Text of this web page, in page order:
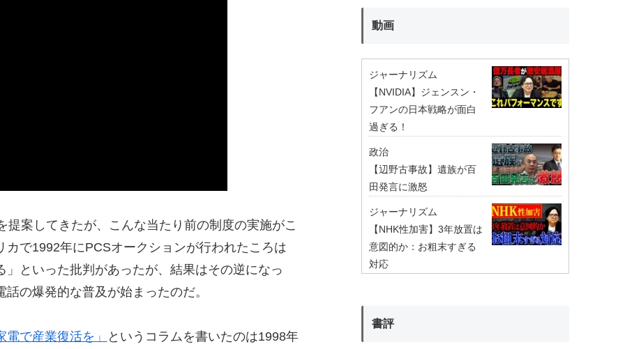
案してきたが、こんな当たり前の制度の実施がこ
で1992年にPCSオークションが行われたころは
といった批判があったが、結果はその逆になっ
の爆発的な普及が始まったのだ。
電で産業復活を」
というコラムを書いたのは1998年
動画
ジャーナリズム
【NVIDIA】ジェンスン・
フアンの日本戦略が面白
過ぎる！
政治
【辺野古事故】遺族が百
田発言に激怒
ジャーナリズム
【NHK性加害】3年放置は
意図的か：お粗末すぎる
対応
書評